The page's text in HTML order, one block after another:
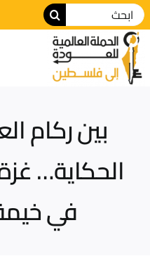
بين ركام
الحكاية…
في